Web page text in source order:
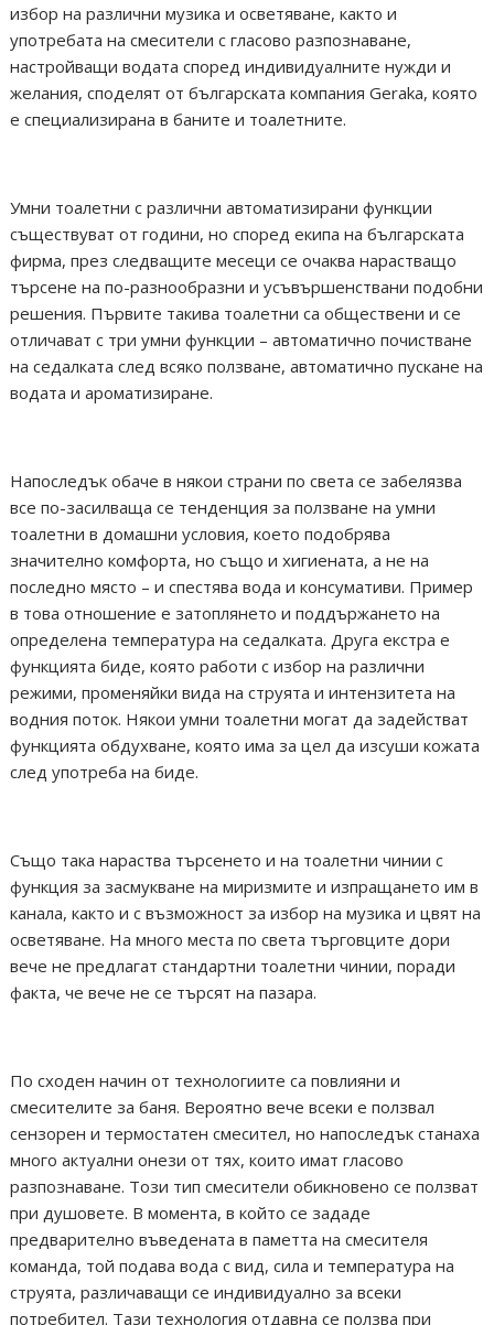
избор на различни музика и осветяване, както и
употребата на смесители с гласово разпознаване,
настройващи водата според индивидуалните нужди и
желания, споделят от българската компания Geraka, която
е специализирана в баните и тоалетните.
Умни тоалетни с различни автоматизирани функции
съществуват от години, но според екипа на българската
фирма, през следващите месеци се очаква нарастващо
търсене на по-разнообразни и усъвършенствани подобни
решения. Първите такива тоалетни са обществени и се
отличават с три умни функции – автоматично почистване
на седалката след всяко ползване, автоматично пускане на
водата и ароматизиране.
Напоследък обаче в някои страни по света се забелязва
все по-засилваща се тенденция за ползване на умни
тоалетни в домашни условия, което подобрява
значително комфорта, но също и хигиената, а не на
последно място – и спестява вода и консумативи. Пример
в това отношение е затоплянето и поддържането на
определена температура на седалката. Друга екстра е
функцията биде, която работи с избор на различни
режими, променяйки вида на струята и интензитета на
водния поток. Някои умни тоалетни могат да задействат
функцията обдухване, която има за цел да изсуши кожата
след употреба на биде.
Също така нараства търсенето и на тоалетни чинии с
функция за засмукване на миризмите и изпращането им в
канала, както и с възможност за избор на музика и цвят на
осветяване. На много места по света търговците дори
вече не предлагат стандартни тоалетни чинии, поради
факта, че вече не се търсят на пазара.
По сходен начин от технологиите са повлияни и
смесителите за баня. Вероятно вече всеки е ползвал
сензорен и термостатен смесител, но напоследък станаха
много актуални онези от тях, които имат гласово
разпознаване. Този тип смесители обикновено се ползват
при душовете. В момента, в който се зададе
предварително въведената в паметта на смесителя
команда, той подава вода с вид, сила и температура на
струята, различаващи се индивидуално за всеки
потребител. Тази технология отдавна се ползва при